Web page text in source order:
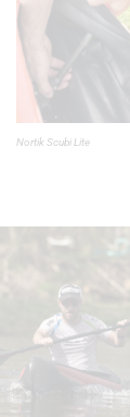
Nortik Scubi Lite